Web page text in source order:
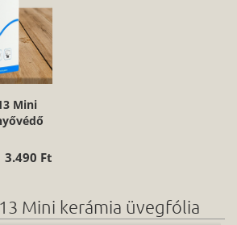
Mini
3.490 Ft
Mini kerámia üvegfólia